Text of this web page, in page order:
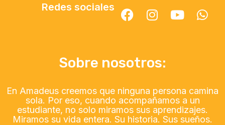
Redes sociales
Sobre nosotros:
En Amadeus creemos que ninguna persona camina
sola. Por eso, cuando acompañamos a un
estudiante, no solo miramos sus aprendizajes.
Miramos su vida entera. Su historia. Sus sueños.